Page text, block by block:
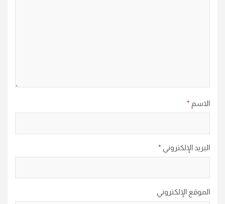
الاسم *
البريد الإلكتروني *
الموقع الإلكتروني